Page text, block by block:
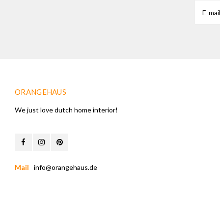
ORANGEHAUS
We just love dutch home interior!
Mail info@orangehaus.de